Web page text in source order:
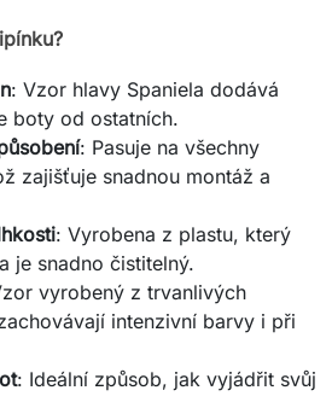
: Vzor hlavy Spaniela dodává
boty od ostatních.
: Pasuje na všechny
zajišťuje snadnou montáž a
: Vyrobena z plastu, který
je snadno čistitelný.
vyrobený z trvanlivých
intenzivní barvy i při
: Ideální způsob, jak vyjádřit svůj